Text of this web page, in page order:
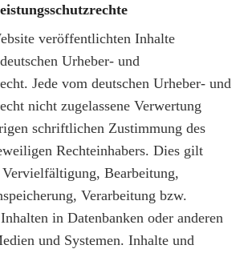
veröffentlichten Inhalte
Urheber- und
Jede vom deutschen Urheber- und
nicht zugelassene Verwertung
schriftlichen Zustimmung des
Rechteinhabers. Dies gilt
Bearbeitung,
Verarbeitung bzw.
in Datenbanken oder anderen
und Systemen. Inhalte und